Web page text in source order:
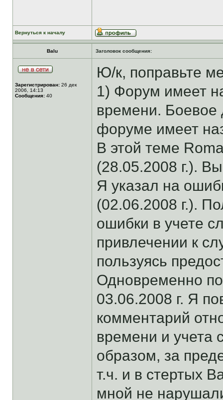
Вернуться к началу
Balu Заголовок сообщения:
Зарегистрирован: 26 дек
2006, 14:13
Сообщения: 40
Ю/к, поправьте
1) Форум имеет
времени. Боевое
форуме имеет
В этой теме
(28.05.2008 г.).
Я указал на
(02.06.2008 г.).
ошибки в учете
привлечении к
пользуясь
Одновременно
03.06.2008 г. Я
комментарий
времени и учета
образом, за
т.ч. и в стертых
мной не